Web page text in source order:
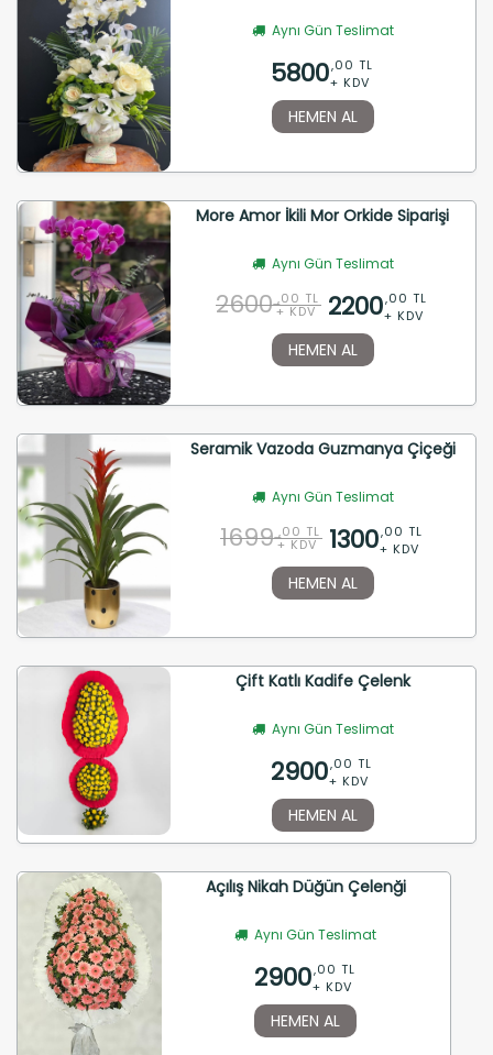
Aynı Gün Teslimat
5800,00 TL
+ KDV
HEMEN AL
More Amor İkili Mor Orkide Siparişi
Aynı Gün Teslimat
2600 ,00 TL
+ KDV 2200,00 TL
+ KDV
HEMEN AL
Seramik Vazoda Guzmanya Çiçeği
Aynı Gün Teslimat
1699 ,00 TL
+ KDV 1300,00 TL
+ KDV
HEMEN AL
Çift Katlı Kadife Çelenk
Aynı Gün Teslimat
2900,00 TL
+ KDV
HEMEN AL
Açılış Nikah Düğün Çelenği
Aynı Gün Teslimat
2900,00 TL
+ KDV
HEMEN AL